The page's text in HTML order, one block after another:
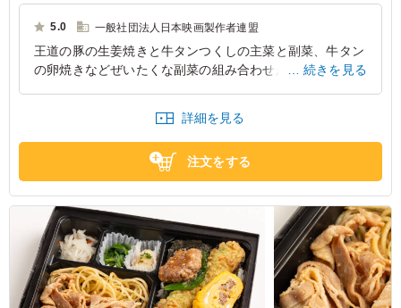
や色鮮やかな野菜が揃い、高級感のある容器を使用していることで会議の
場でも遜色なくご提供が可能です。
5.0 一般社団法人日本映画製作者連盟
王道の豚の生姜焼きと牛タンつくしの主菜と副菜、牛タン
の卵焼きなどぜいたくな副菜の組み合わせがお弁当であま
東京都中央区日本橋
続きを見る
詳細を見る
注文をする